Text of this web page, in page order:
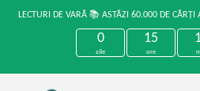
LECTURI DE VARĂ 📚 ASTĂZI 60.000 DE
0
zile
15
ore